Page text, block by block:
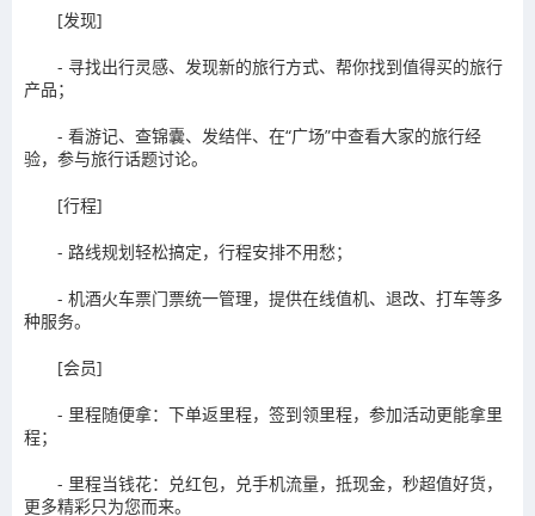
[发现]
- 寻找出行灵感、发现新的旅行方式、帮你找到值得买的旅行
产品；
- 看游记、查锦囊、发结伴、在“广场”中查看大家的旅行经
验，参与旅行话题讨论。
[行程]
- 路线规划轻松搞定，行程安排不用愁；
- 机酒火车票门票统一管理，提供在线值机、退改、打车等多
种服务。
[会员]
- 里程随便拿：下单返里程，签到领里程，参加活动更能拿里
程；
- 里程当钱花：兑红包，兑手机流量，抵现金，秒超值好货，
更多精彩只为您而来。